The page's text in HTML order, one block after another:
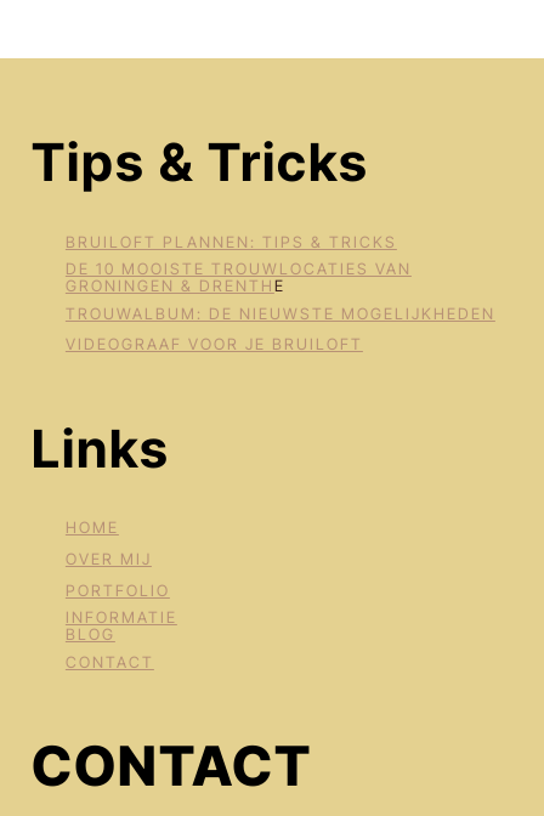
Tips & Tricks
BRUILOFT PLANNEN: TIPS & TRICKS
DE 10 MOOISTE TROUWLOCATIES VAN
GRONINGEN & DRENTH E
TROUWALBUM: DE NIEUWSTE MOGELIJKHEDEN
VIDEOGRAAF VOOR JE BRUILOFT
Links
HOME
OVER MIJ
PORTFOLIO
INFORMATIE
BLOG
CONTACT
CONTACT